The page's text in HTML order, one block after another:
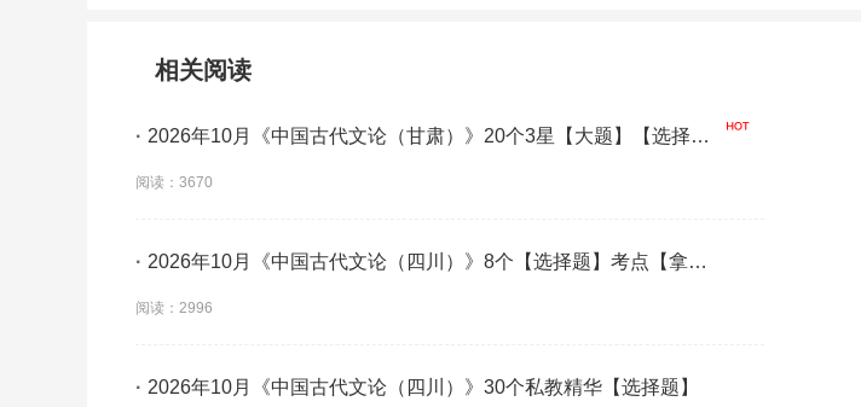
相关阅读
· 2026年10月《中国古代文论（甘肃）》20个3星【大题】【选择
题】考点【拿分必背】
阅读：3670
· 2026年10月《中国古代文论（四川）》8个【选择题】考点【拿分
必学】
阅读：2996
· 2026年10月《中国古代文论（四川）》30个私教精华【选择题】